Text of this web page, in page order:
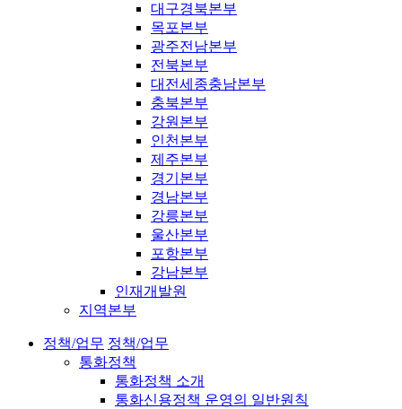
대구경북본부
목포본부
광주전남본부
전북본부
대전세종충남본부
충북본부
강원본부
인천본부
제주본부
경기본부
경남본부
강릉본부
울산본부
포항본부
강남본부
인재개발원
지역본부
정책/업무 정책/업무
통화정책
통화정책 소개
통화신용정책 운영의 일반원칙